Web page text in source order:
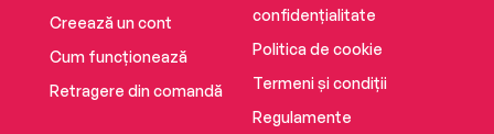
Creează un cont
Cum funcționează
Retragere din comandă
confidențialitate
Politica de cookie
Termeni și condiții
Regulamente